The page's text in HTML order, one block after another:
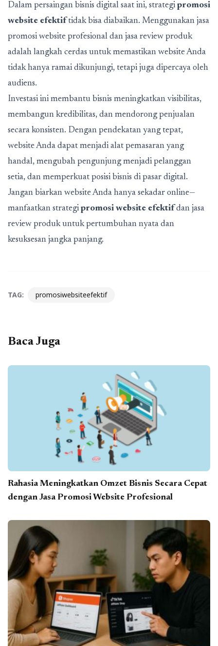
Dalam persaingan bisnis digital saat ini, strategi promosi
website efektif tidak bisa diabaikan. Menggunakan jasa
promosi website profesional dan jasa review produk
adalah langkah cerdas untuk memastikan website Anda
tidak hanya ramai dikunjungi, tetapi juga dipercaya oleh
audiens.
Investasi ini membantu bisnis meningkatkan visibilitas,
membangun kredibilitas, dan mendorong penjualan
secara konsisten. Dengan pendekatan yang tepat,
website Anda dapat menjadi alat pemasaran yang
handal, mengubah pengunjung menjadi pelanggan
setia, dan memperkuat posisi bisnis di pasar digital.
Jangan biarkan website Anda hanya sekadar online—
manfaatkan strategi promosi website efektif dan jasa
review produk untuk pertumbuhan nyata dan
kesuksesan jangka panjang.
TAG: promosiwebsiteefektif
Baca Juga
Rahasia Meningkatkan Omzet Bisnis Secara Cepat
dengan Jasa Promosi Website Profesional